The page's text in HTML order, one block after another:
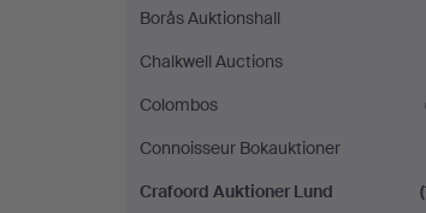
Borås Auktionshall
Chalkwell Auctions
Colombos
Connoisseur Bokauktioner
Crafoord Auktioner Lund